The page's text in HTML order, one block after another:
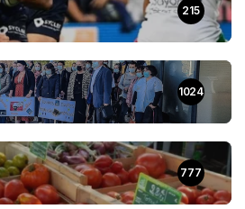
215
1024
777